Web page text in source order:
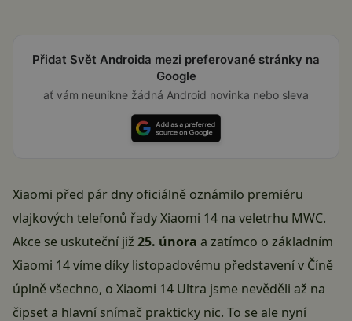
Přidat Svět Androida mezi preferované stránky na
Google
ať vám neunikne žádná Android novinka nebo sleva
Xiaomi před pár dny oficiálně oznámilo premiéru
vlajkových telefonů řady Xiaomi 14 na veletrhu MWC.
Akce se uskuteční již 25. února a zatímco o základním
Xiaomi 14 víme díky listopadovému představení v Číně
úplně všechno, o Xiaomi 14 Ultra jsme nevěděli až na
čipset a hlavní snímač prakticky nic. To se ale nyní